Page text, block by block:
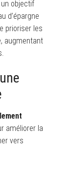
objectif
d’épargne
prioriser les
augmentant
améliorer la
vers